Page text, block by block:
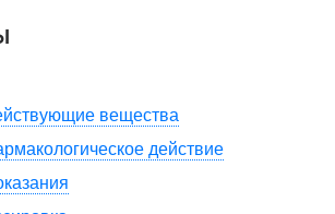
вещества
действие